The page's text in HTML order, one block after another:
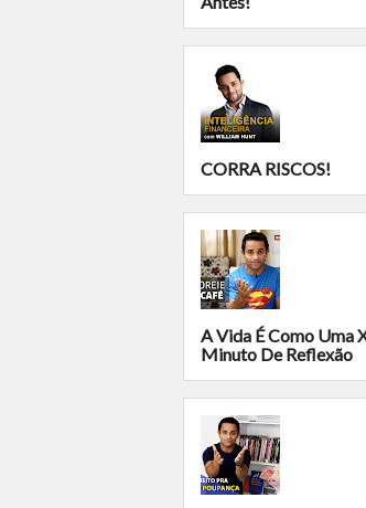
CORRA RISCOS!
A Vida É Como Uma
Minuto De Reflexão